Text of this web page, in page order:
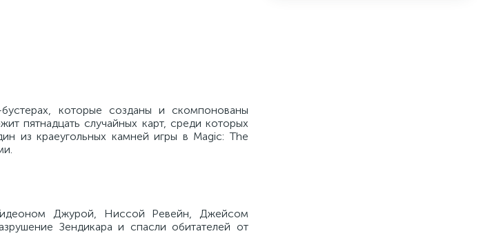
которые созданы и скомпонованы
пятнадцать случайных карт, среди которых
из краеугольных камней игры в Magic: The
Джурой, Ниссой Ревейн, Джейсом
Зендикара и спасли обитателей от